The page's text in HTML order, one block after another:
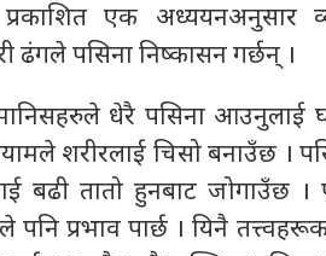
प्रकाशित एक अध्ययनअनुसार
ढंगले पसिना निष्कासन गर्छन् ।
धेरै पसिना आउनुलाई
शरीरलाई चिसो बनाउँछ ।
बढी तातो हुनबाट जोगाउँछ ।
प्रभाव पार्छ । यिनै